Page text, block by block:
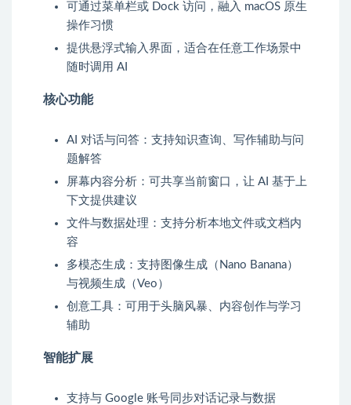
可通过菜单栏或 Dock 访问，融入 macOS 原生
操作习惯
提供悬浮式输入界面，适合在任意工作场景中
随时调用 AI
核心功能
AI 对话与问答：支持知识查询、写作辅助与问
题解答
屏幕内容分析：可共享当前窗口，让 AI 基于上
下文提供建议
文件与数据处理：支持分析本地文件或文档内
容
多模态生成：支持图像生成（Nano Banana）
与视频生成（Veo）
创意工具：可用于头脑风暴、内容创作与学习
辅助
智能扩展
支持与 Google 账号同步对话记录与数据